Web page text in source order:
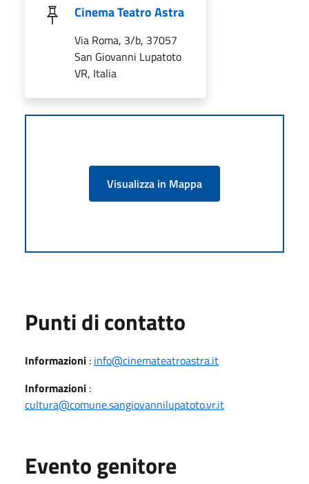
Cinema Teatro Astra
Via Roma, 3/b, 37057
San Giovanni Lupatoto
VR, Italia
Visualizza in Mappa
Punti di contatto
Informazioni : info@cinemateatroastra.it
Informazioni :
cultura@comune.sangiovannilupatoto.vr.it
Evento genitore